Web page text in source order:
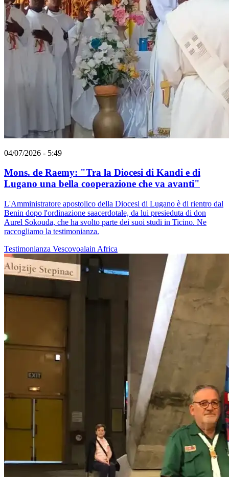
04/07/2026 - 5:49
Mons. de Raemy: "Tra la Diocesi di Kandi e di
Lugano una bella cooperazione che va avanti"
L'Amministratore apostolico della Diocesi di Lugano è di rientro dal
Benin dopo l'ordinazione saacerdotale, da lui presieduta di don
Aurel Sokouda, che ha svolto parte dei suoi studi in Ticino. Ne
raccogliamo la testimonianza.
Testimonianza Vescovoalain Africa